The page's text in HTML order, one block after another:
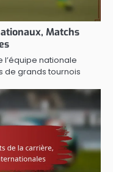
Matchs
l’équipe nationale
de grands tournois